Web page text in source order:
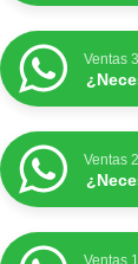
Ventas 3
Ventas 2